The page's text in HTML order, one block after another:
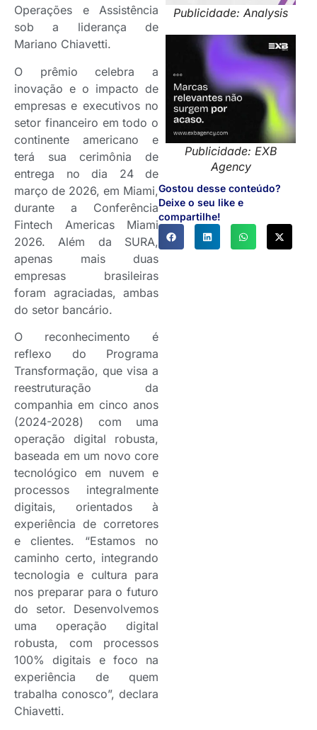
Publicidade: Analysis
Publicidade: EXB
Agency
Gostou desse conteúdo?
Deixe o seu like e
compartilhe!
Operações e Assistência
sob a liderança de
Mariano Chiavetti.
O prêmio celebra a
inovação e o impacto de
empresas e executivos no
setor financeiro em todo o
continente americano e
terá sua cerimônia de
entrega no dia 24 de
março de 2026, em Miami,
durante a Conferência
Fintech Americas Miami
2026. Além da SURA,
apenas mais duas
empresas brasileiras
foram agraciadas, ambas
do setor bancário.
O reconhecimento é
reflexo do Programa
Transformação, que visa a
reestruturação da
companhia em cinco anos
(2024-2028) com uma
operação digital robusta,
baseada em um novo core
tecnológico em nuvem e
processos integralmente
digitais, orientados à
experiência de corretores
e clientes. “Estamos no
caminho certo, integrando
tecnologia e cultura para
nos preparar para o futuro
do setor. Desenvolvemos
uma operação digital
robusta, com processos
100% digitais e foco na
experiência de quem
trabalha conosco”, declara
Chiavetti.